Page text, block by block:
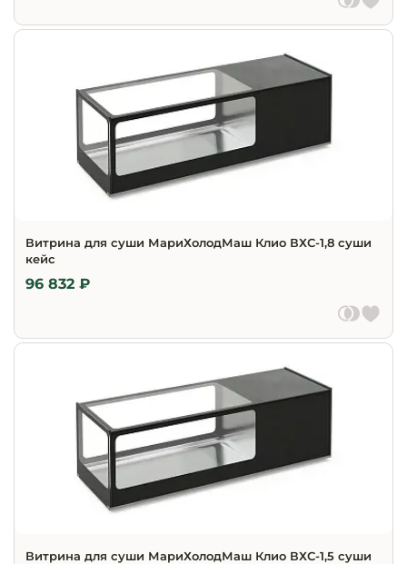
Витрина для суши МариХолодМаш Клио ВХС-1,8 суши
кейс
96 832 ₽
Витрина для суши МариХолодМаш Клио ВХС-1,5 суши